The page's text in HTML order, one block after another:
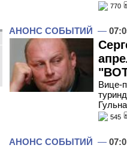
770
АНОНС СОБЫТИЙ —
Вице-
545
АНОНС СОБЫТИЙ —